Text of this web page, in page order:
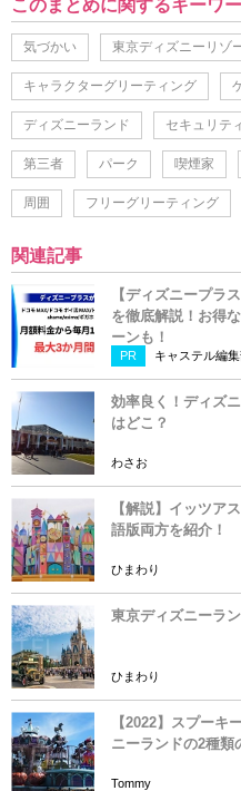
このまとめに関するキーワ
気づかい 東京ディズニーリゾ
キャラクターグリーティング
ディズニーランド セキュリテ
第三者 パーク 喫煙家
周囲 フリーグリーティング
関連記事
【ディズニープラ
を徹底解説！お得
ーンも！
PR キャステル編
効率良く！ディズ
はどこ？
わさお
【解説】イッツア
語版両方を紹介！
ひまわり
東京ディズニーラ
ひまわり
【2022】スプーキ
ニーランドの2種類
Tommy